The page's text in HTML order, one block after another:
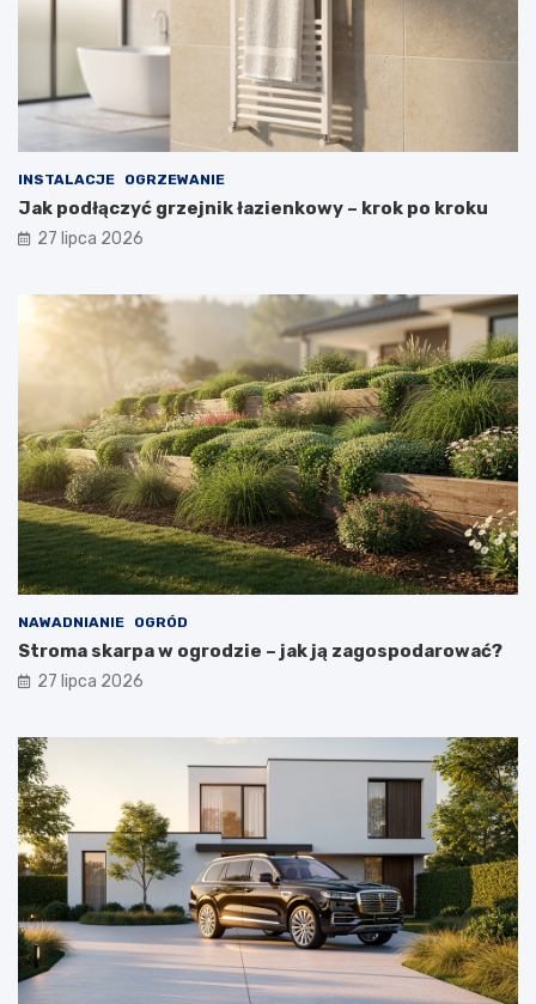
INSTALACJE OGRZEWANIE
Jak podłączyć grzejnik łazienkowy – krok po kroku
27 lipca 2026
NAWADNIANIE OGRÓD
Stroma skarpa w ogrodzie – jak ją zagospodarować?
27 lipca 2026